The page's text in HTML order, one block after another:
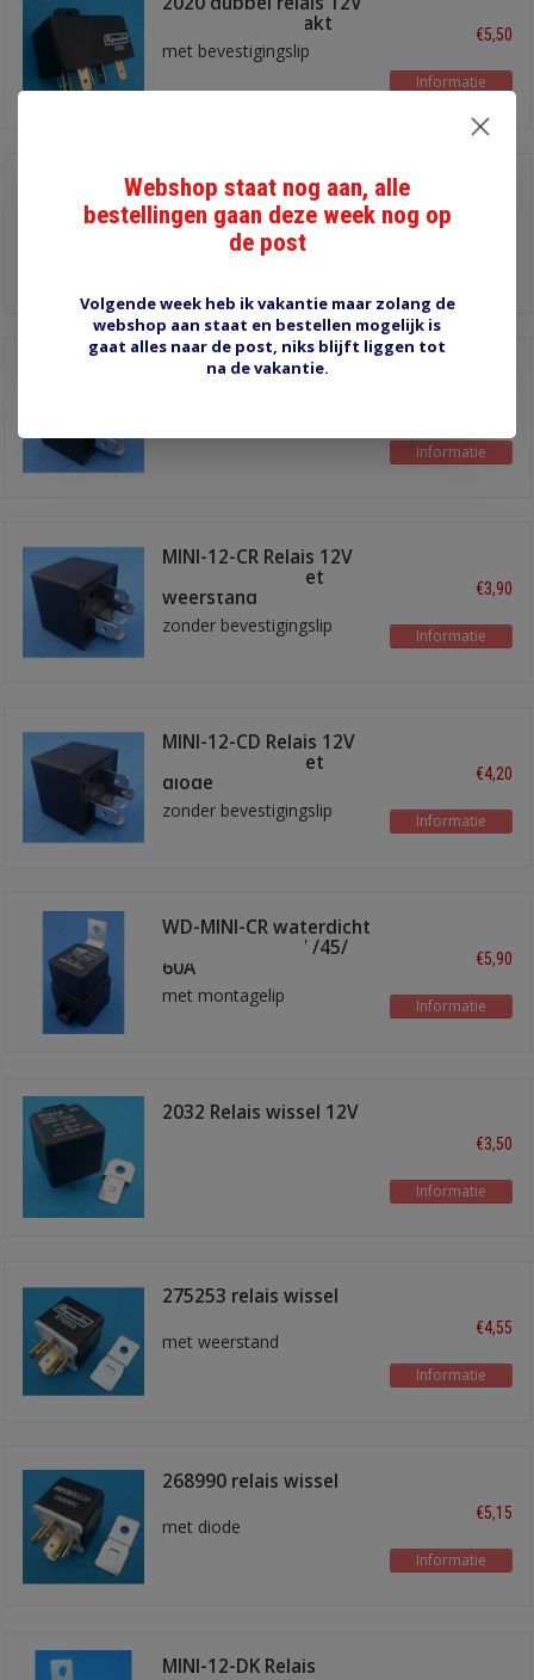
- 30A maakkontakt
met bevestigingslip
€5,50
Informatie
160480 Relais 12V 30A
maakkontakt
Voor o.a Toyota, met
MINI-12-C Relais 12V
Informatie
MINI-12-CR Relais 12V
wissel 30/40A met
weerstand
zonder bevestigingslip
€3,90
Informatie
MINI-12-CD Relais 12V
wissel 30/40A met
diode
zonder bevestigingslip
€4,20
Informatie
WD-MINI-CR waterdicht
wissel relais 12V /45/
60A
met montagelip
€5,90
Informatie
2032 Relais wissel 12V
€3,50
Informatie
275253 relais wissel
met weerstand
€4,55
Informatie
268990 relais wissel
met diode
€5,15
Informatie
MINI-12-DK Relais
Webshop staat nog aan, alle
bestellingen gaan deze week nog op
de post
Volgende week heb ik vakantie maar zolang de
webshop aan staat en bestellen mogelijk is
gaat alles naar de post, niks blijft liggen tot
na de vakantie.